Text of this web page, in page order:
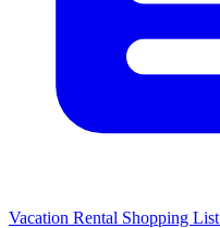
Vacation Rental Shopping List